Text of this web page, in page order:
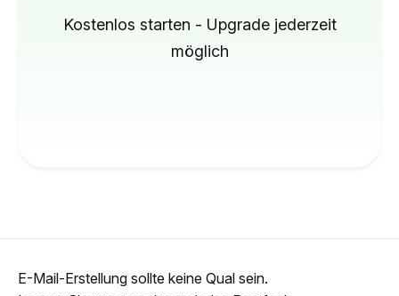
Kostenlos starten - Upgrade jederzeit
möglich
E-Mail-Erstellung sollte keine Qual sein.